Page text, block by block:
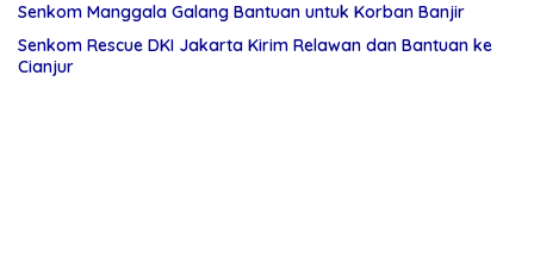
Senkom Manggala Galang Bantuan untuk Korban Banjir
Senkom Rescue DKI Jakarta Kirim Relawan dan Bantuan ke
Cianjur